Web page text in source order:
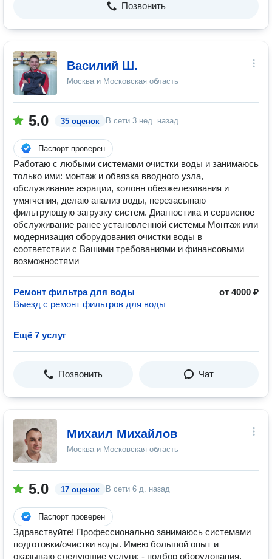
Позвонить
Василий Ш.
Москва и Московская область
5.0 35 оценок В сети 3 нед. назад
Паспорт проверен
Работаю с любыми системами очистки воды и занимаюсь
только ими: монтаж и обвязка вводного узла,
обслуживание аэрации, колонн обезжелезивания и
умягчения, делаю анализ воды, перезасыпаю
фильтрующую загрузку систем. Диагностика и сервисное
обслуживание ранее установленной системы Монтаж или
модернизация оборудования очистки воды в
соответствии с Вашими требованиями и финансовыми
возможностями
Ремонт фильтра для воды
от 4000 ₽
Выезд с ремонт фильтров для воды
Ещё 7 услуг
Позвонить Чат
Михаил Михайлов
Москва и Московская область
5.0 17 оценок В сети 6 д. назад
Паспорт проверен
Здравствуйте! Профессионально занимаюсь системами
подготовки/очистки воды. Имею большой опыт и
оказываю следующие услуги: - подбор оборудования,